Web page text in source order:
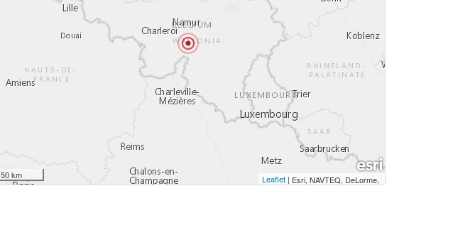
50 km Leaflet | Esri, NAVTEQ, DeLorme,